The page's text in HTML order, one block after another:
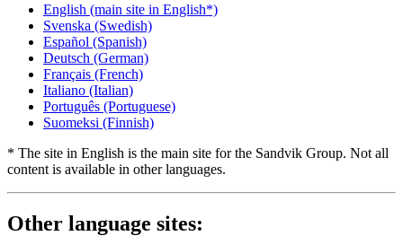
English (main site in English*)
Svenska (Swedish)
Español (Spanish)
Deutsch (German)
Français (French)
Italiano (Italian)
Português (Portuguese)
Suomeksi (Finnish)
* The site in English is the main site for the Sandvik Group. Not all
content is available in other languages.
Other language sites: